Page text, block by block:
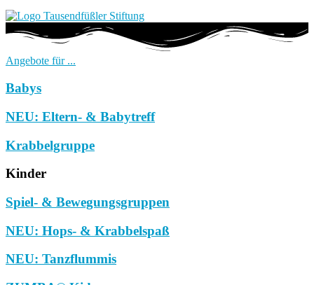
Angebote für ...
Babys
NEU: Eltern- & Babytreff
Krabbelgruppe
Kinder
Spiel- & Bewegungsgruppen
NEU: Hops- & Krabbelspaß
NEU: Tanzflummis